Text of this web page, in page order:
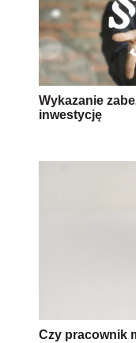
Wykazanie
inwestycję
Czy pracownik